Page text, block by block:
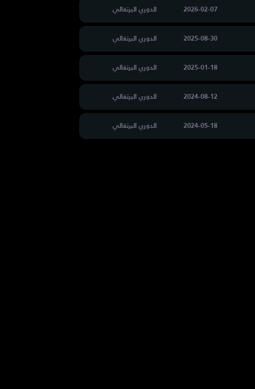
2026-02-07 الدوري البرتغالي
2025-08-30 الدوري البرتغالي
2025-01-18 الدوري البرتغالي
2024-08-12 الدوري البرتغالي
2024-05-18 الدوري البرتغالي